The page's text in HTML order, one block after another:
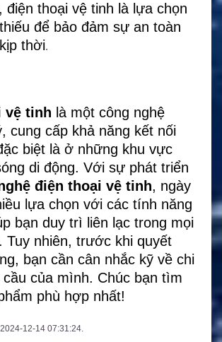
điện thoại vệ tinh là lựa chọn
để bảo đảm sự an toàn
thời.
vệ tinh là một công nghệ
cung cấp khả năng kết nối
biệt là ở những khu vực
di động. Với sự phát triển
điện thoại vệ tinh, ngày
lựa chọn với các tính năng
bạn duy trì liên lạc trong mọi
Tuy nhiên, trước khi quyết
bạn cần cân nhắc kỹ về chi
của mình. Chúc bạn tìm
phù hợp nhất!
12-14 07:31:24.